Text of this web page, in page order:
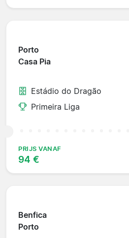
Porto
Casa Pia
Estádio do Dragão
Primeira Liga
PRIJS VANAF
94 €
Benfica
Porto